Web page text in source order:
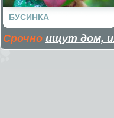
БУСИНКА
Срочно ищут дом,